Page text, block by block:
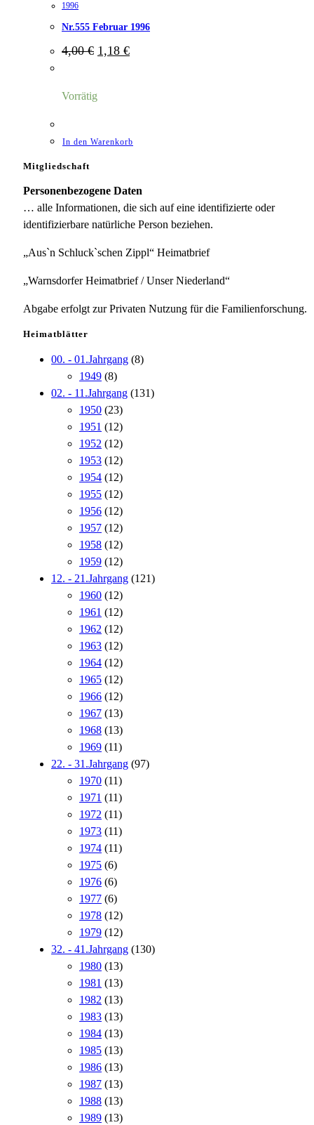
1996
Nr.555 Februar 1996
4,00€ Ursprünglicher
Preis
1,18 €Aktueller
Preis
Vorrätig
In den Warenkorb
Mitgliedschaft
Personenbezogene Daten
… alle Informationen, die sich auf eine identifizierte oder
identifizierbare natürliche Person beziehen.
„Aus`n Schluck`schen Zippl“ Heimatbrief
„Warnsdorfer Heimatbrief / Unser Niederland“
Abgabe erfolgt zur Privaten Nutzung für die Familienforschung.
Heimatblätter
00. - 01.Jahrgang (8)
1949 (8)
02. - 11.Jahrgang (131)
1950 (23)
1951 (12)
1952 (12)
1953 (12)
1954 (12)
1955 (12)
1956 (12)
1957 (12)
1958 (12)
1959 (12)
12. - 21.Jahrgang (121)
1960 (12)
1961 (12)
1962 (12)
1963 (12)
1964 (12)
1965 (12)
1966 (12)
1967 (13)
1968 (13)
1969 (11)
22. - 31.Jahrgang (97)
1970 (11)
1971 (11)
1972 (11)
1973 (11)
1974 (11)
1975 (6)
1976 (6)
1977 (6)
1978 (12)
1979 (12)
32. - 41.Jahrgang (130)
1980 (13)
1981 (13)
1982 (13)
1983 (13)
1984 (13)
1985 (13)
1986 (13)
1987 (13)
1988 (13)
1989 (13)